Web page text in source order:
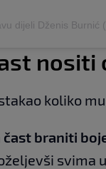
dijeli Dženis Burnić
nositi
koliko
čast braniti
svima